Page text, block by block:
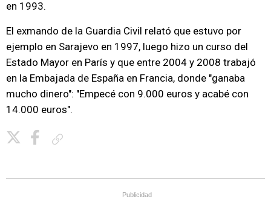
en 1993.
El exmando de la Guardia Civil relató que estuvo por
ejemplo en Sarajevo en 1997, luego hizo un curso del
Estado Mayor en París y que entre 2004 y 2008 trabajó
en la Embajada de España en Francia, donde "ganaba
mucho dinero": "Empecé con 9.000 euros y acabé con
14.000 euros".
Publicidad